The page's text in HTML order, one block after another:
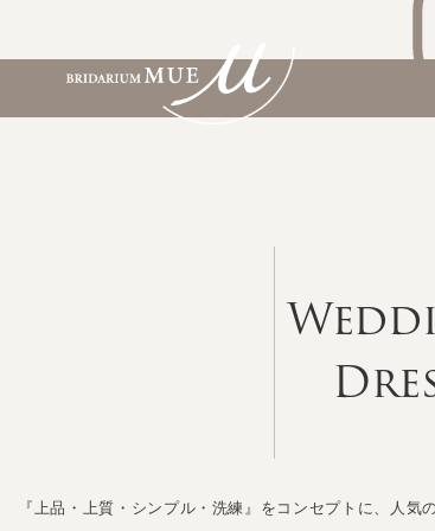
『上品・上質・シンプル・洗練』をコンセプトに、人